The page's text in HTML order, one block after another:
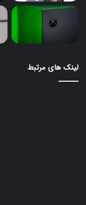
لینک های مرتبط